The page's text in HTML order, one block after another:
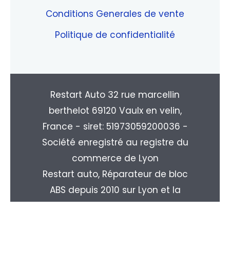
Conditions Generales de vente
Politique de confidentialité
Restart Auto 32 rue marcellin
berthelot 69120 Vaulx en velin,
France - siret: 51973059200036 -
Société enregistré au registre du
commerce de Lyon
Restart auto, Réparateur de bloc
ABS depuis 2010 sur Lyon et la
région Rhone-alpes. Livraison